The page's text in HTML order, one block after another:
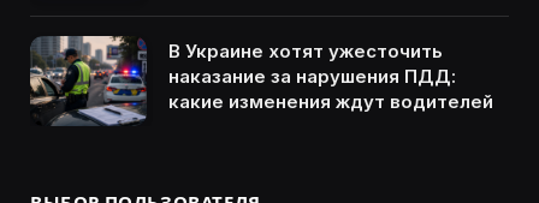
В Украине хотят ужесточить
наказание за нарушения ПДД:
какие изменения ждут водителей